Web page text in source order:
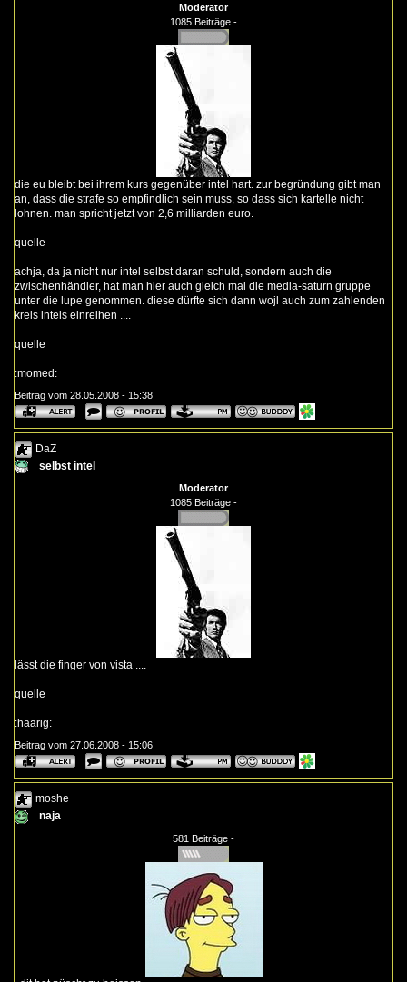
Moderator
1085 Beiträge -
die eu bleibt bei ihrem kurs gegenüber intel hart. zur begründung gibt man
an, dass die strafe so empfindlich sein muss, so dass sich kartelle nicht
lohnen. man spricht jetzt von 2,6 milliarden euro.
quelle
achja, da ja nicht nur intel selbst daran schuld, sondern auch die
zwischenhändler, hat man hier auch gleich mal die media-saturn gruppe
unter die lupe genommen. diese dürfte sich dann wojl auch zum zahlenden
kreis intels einreihen ....
quelle
:momed:
Beitrag vom 28.05.2008 - 15:38
DaZ
selbst intel
Moderator
1085 Beiträge -
lässt die finger von vista ....
quelle
:haarig:
Beitrag vom 27.06.2008 - 15:06
moshe
naja
581 Beiträge -